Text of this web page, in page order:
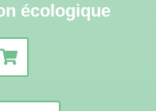
écologique